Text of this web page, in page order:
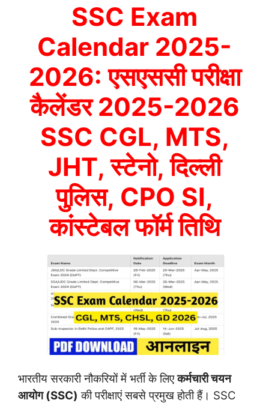
SSC Exam
Calendar 2025-
2026:एसएससी परीक्षा
कैलेंडर 2025-2026
SSC CGL, MTS,
JHT, स्टेनो, दिल्ली
पुलिस, CPO SI,
कांस्टेबल फॉर्म तिथि
भारतीय सरकारी नौकरियों में भर्ती के लिएकर्मचारी चयन
आयोग (SSC) की परीक्षाएं सबसे प्रमुख होती हैं। SSC